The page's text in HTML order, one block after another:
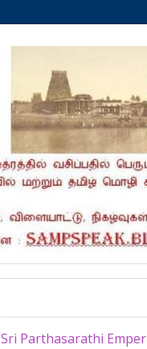
Sri Parthasarathi